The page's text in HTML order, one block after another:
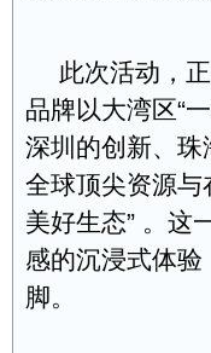
此次活动，
品牌以大湾区“
深圳的创新、
全球顶尖资源与
美好生态” 。这
感的沉浸式体
脚。